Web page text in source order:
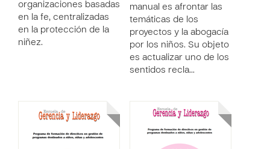
organizaciones basadas
en la fe, centralizadas
en la protección de la
niñez.
manual es afrontar las
temáticas de los
proyectos y la abogacía
por los niños. Su objeto
es actualizar uno de los
sentidos recla…